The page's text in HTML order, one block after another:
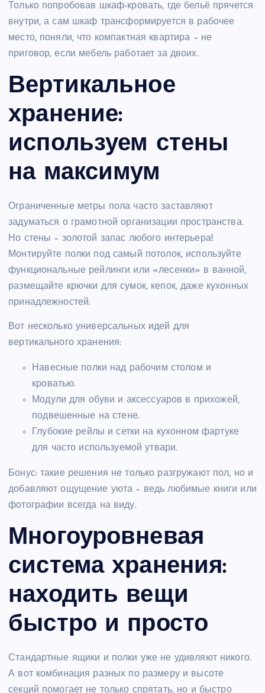
Только попробовав шкаф-кровать, где бельё прячется
внутри, а сам шкаф трансформируется в рабочее
место, поняли, что компактная квартира – не
приговор, если мебель работает за двоих.
Вертикальное
хранение:
используем стены
на максимум
Ограниченные метры пола часто заставляют
задуматься о грамотной организации пространства.
Но стены – золотой запас любого интерьера!
Монтируйте полки под самый потолок, используйте
функциональные рейлинги или «лесенки» в ванной,
размещайте крючки для сумок, кепок, даже кухонных
принадлежностей.
Вот несколько универсальных идей для
вертикального хранения:
Навесные полки над рабочим столом и
кроватью.
Модули для обуви и аксессуаров в прихожей,
подвешенные на стене.
Глубокие рейлы и сетки на кухонном фартуке
для часто используемой утвари.
Бонус: такие решения не только разгружают пол, но и
добавляют ощущение уюта – ведь любимые книги или
фотографии всегда на виду.
Многоуровневая
система хранения:
находить вещи
быстро и просто
Стандартные ящики и полки уже не удивляют никого.
А вот комбинация разных по размеру и высоте
секций помогает не только спрятать, но и быстро